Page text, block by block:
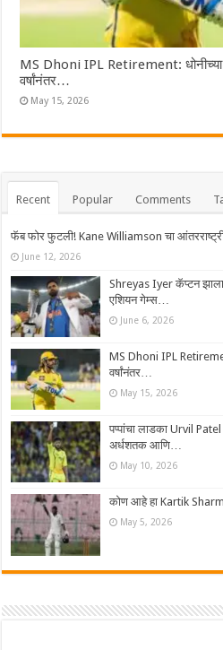
MS Dhoni IPL Retirement: धोनीच्या
वर्षांनंतर…
May 15, 2026
Recent Popular Comments
फॅब फोर फुटली! Kane Williamson चा
June 12, 2026
Shreyas Iyer कॅप्टन झाला!
एशियन गेम्स…
June 6, 2026
MS Dhoni IPL
वर्षांनंतर…
May 15, 2026
पप्पांचा लाडका Urvil
अर्धशतक आणि…
May 10, 2026
कोण आहे हा Kartik
May 5, 2026